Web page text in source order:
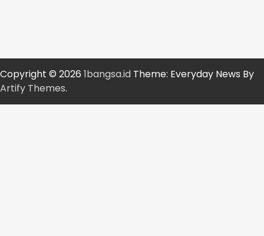
Copyright © 2026 1bangsa.id Theme: Everyday News By
Artify Themes.